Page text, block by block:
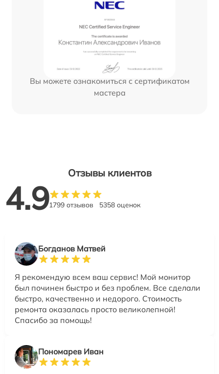
Вы можете ознакомиться с сертификатом
мастера
Отзывы клиентов
4.91799 отзывов 5358 оценок
Богданов Матвей
Я рекомендую всем ваш сервис! Мой монитор
был починен быстро и без проблем. Все сделали
быстро, качественно и недорого. Стоимость
ремонта оказалась просто великолепной!
Спасибо за помощь!
Пономарев Иван